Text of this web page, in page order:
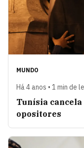
MUNDO
Há 4 anos • 1 min de
Tunísia
opositores